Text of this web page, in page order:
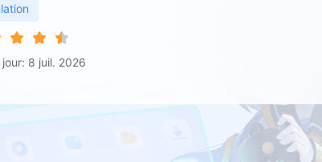
jour: 8 juil. 2026